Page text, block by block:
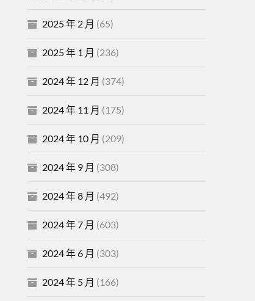
2025 年 2 月 (65)
2025 年 1 月 (236)
2024 年 12 月 (374)
2024 年 11 月 (175)
2024 年 10 月 (209)
2024 年 9 月 (308)
2024 年 8 月 (492)
2024 年 7 月 (603)
2024 年 6 月 (303)
2024 年 5 月 (166)